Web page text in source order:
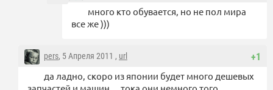
много кто обувается, но не пол мира
все же )))
+1
pers, 5 Апреля 2011 , url
да ладно, скоро из японии будет много дешевых
запчастей и машин… тока они немного того…